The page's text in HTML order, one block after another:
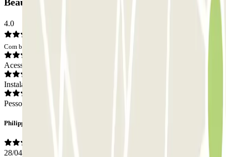
4.0
Com base em 1 opiniões
Acesso
Instalações
Pessoal
Philippe
28/04/2025